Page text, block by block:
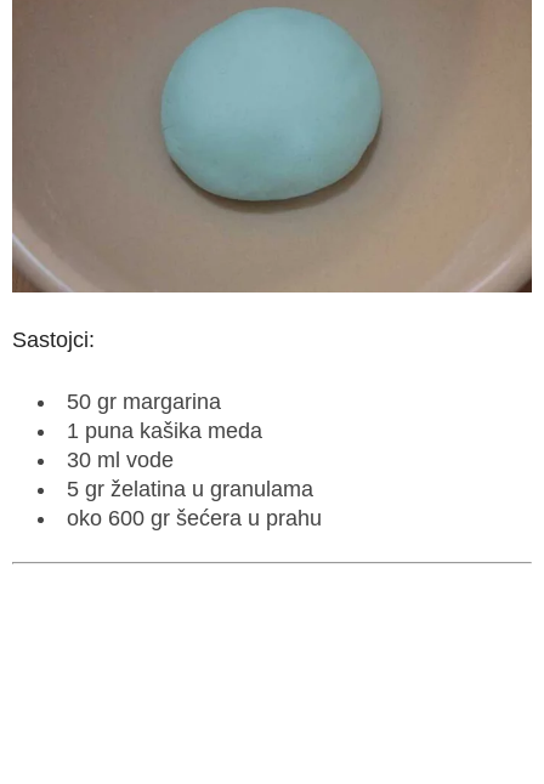
Sastojci:
50 gr margarina
1 puna kašika meda
30 ml vode
5 gr želatina u granulama
oko 600 gr šećera u prahu